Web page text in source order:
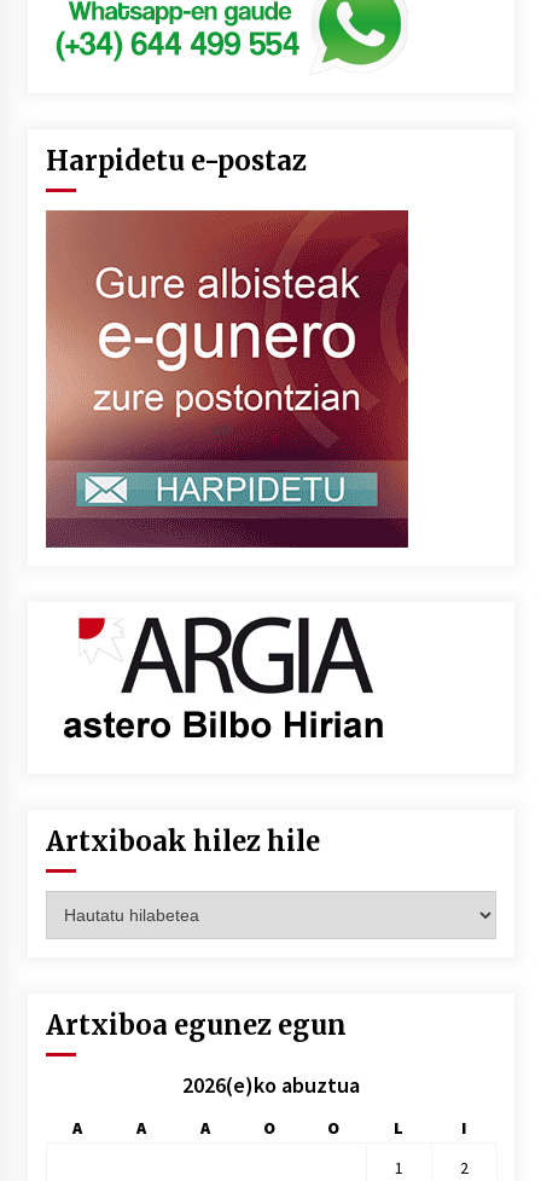
Harpidetu e-postaz
Artxiboak hilez hile
hilez
Artxiboa egunez egun
2026(e)ko abuztua
A A A O O L
I
1
2